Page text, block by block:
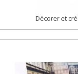
COCON
|
Décorer et